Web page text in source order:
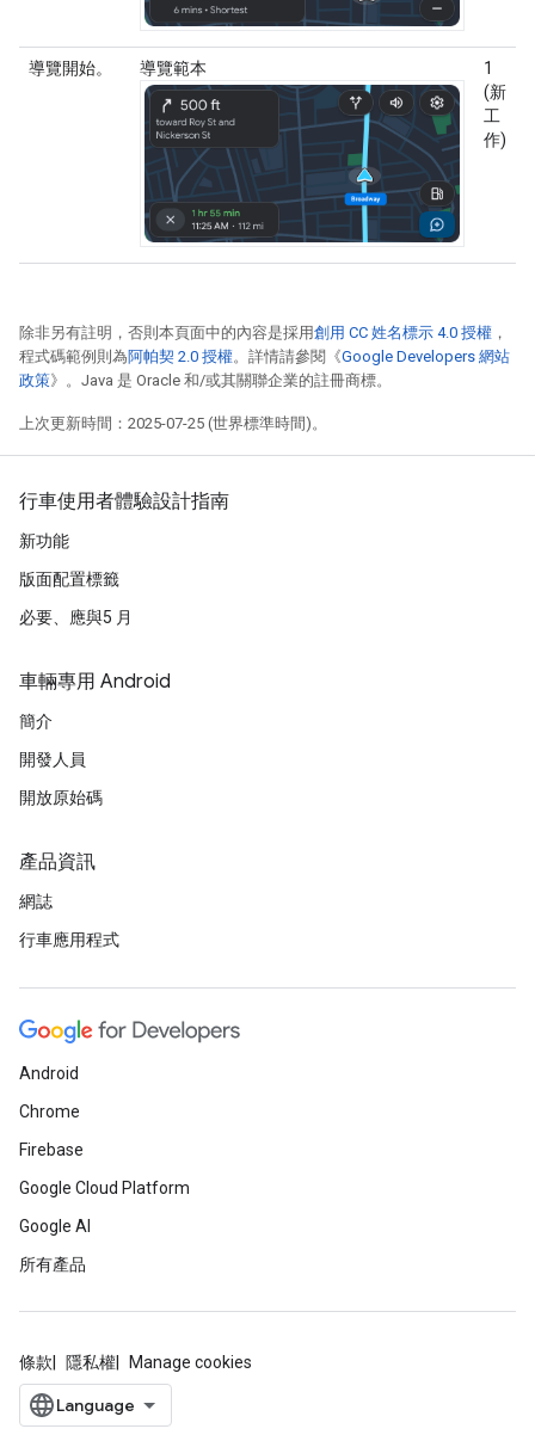
導覽開始。 導覽範本
1
(新
工
作)
除非另有註明，否則本頁面中的內容是採用創用 CC 姓名標示 4.0 授權 ，
程式碼範例則為阿帕契 2.0 授權。詳情請參閱《Google Developers 網站
政策》。Java 是 Oracle 和/或其關聯企業的註冊商標。
上次更新時間：2025-07-25 (世界標準時間)。
行車使用者體驗設計指南
新功能
版面配置標籤
必要、應與5 月
車輛專用 Android
簡介
開發人員
開放原始碼
產品資訊
網誌
行車應用程式
Android
Chrome
Firebase
Google Cloud Platform
Google AI
所有產品
條款 隱私權 Manage cookies